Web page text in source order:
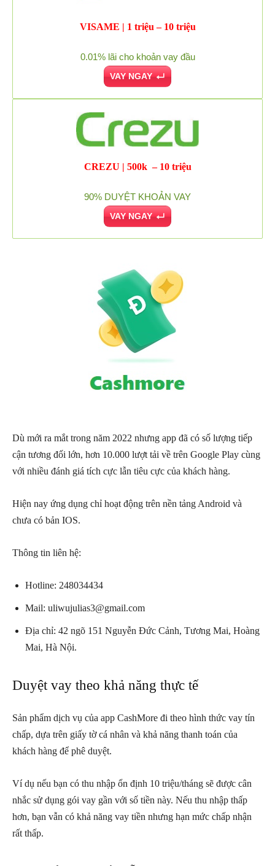
VISAME | 1 triệu – 10 triệu
0.01% lãi cho khoản vay đầu
VAY NGAY
CREZU | 500k – 10 triệu
90% DUYỆT KHOẢN VAY
VAY NGAY
Dù mới ra mắt trong năm 2022 nhưng app đã có số lượng tiếp
cận tương đối lớn, hơn 10.000 lượt tải về trên Google Play cùng
với nhiều đánh giá tích cực lẫn tiêu cực của khách hàng.
Hiện nay ứng dụng chỉ hoạt động trên nền tảng Android và
chưa có bản IOS.
Thông tin liên hệ:
Hotline: 248034434
Mail: uliwujulias3@gmail.com
Địa chỉ: 42 ngõ 151 Nguyễn Đức Cảnh, Tương Mai, Hoàng
Mai, Hà Nội.
Duyệt vay theo khả năng thực tế
Sản phẩm dịch vụ của app CashMore đi theo hình thức vay tín
chấp, dựa trên giấy tờ cá nhân và khả năng thanh toán của
khách hàng để phê duyệt.
Ví dụ nếu bạn có thu nhập ổn định 10 triệu/tháng sẽ được cân
nhắc sử dụng gói vay gần với số tiền này. Nếu thu nhập thấp
hơn, bạn vẫn có khả năng vay tiền nhưng hạn mức chấp nhận
rất thấp.